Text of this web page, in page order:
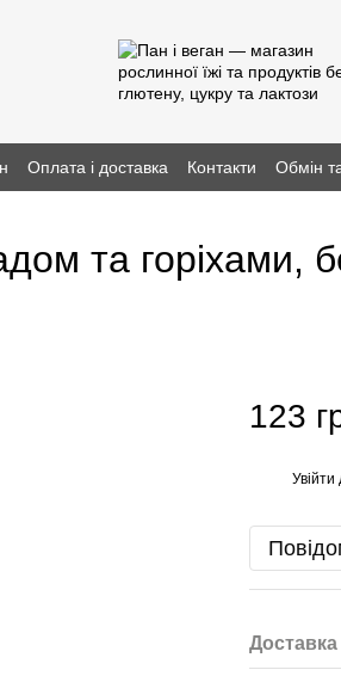
Оплата і доставка Контакти Обмін
та горіхами,
123
Увійти
Доставка